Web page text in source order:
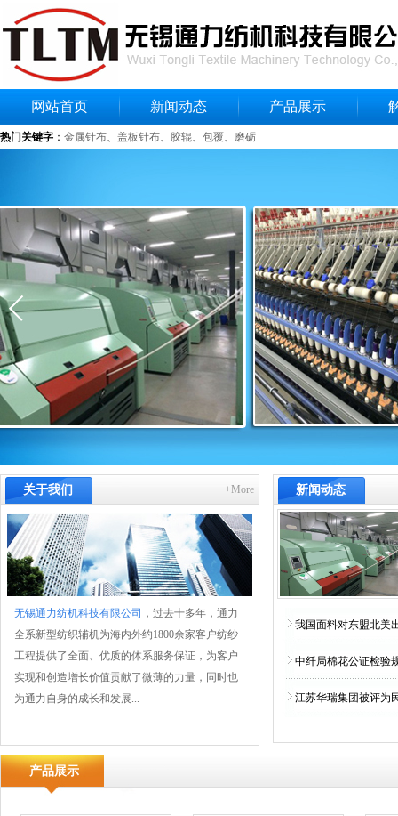
网站首页 新闻动态 产品展示
热门关键字 ： 金属针布、 盖板针布、 胶辊、 包覆、 磨砺
关于我们 +More
无锡通力纺机科技有限公司 ，过去十多年，通力
全系新型纺织辅机为海内外约1800余家客户纺纱
工程提供了全面、优质的体系服务保证，为客户
实现和创造增长价值贡献了微薄的力量，同时也
为通力自身的成长和发展...
新闻动态
我国面料对东盟北美
中纤局棉花公证检验
江苏华瑞集团被评为
产品展示